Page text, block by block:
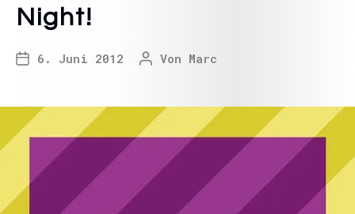
Night!
6. Juni 2012 Von Marc